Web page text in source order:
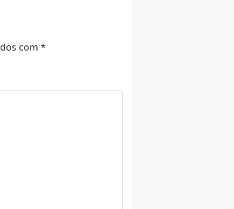
com *